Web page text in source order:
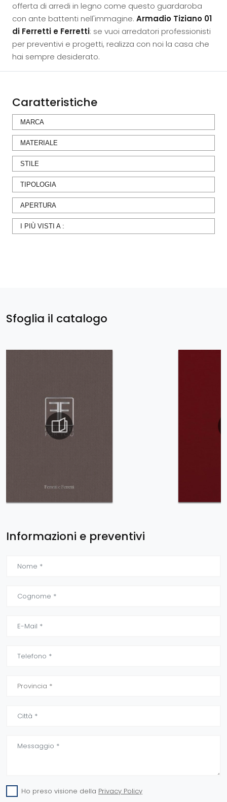
offerta di arredi in legno come questo guardaroba
con ante battenti nell'immagine. Armadio Tiziano 01
di Ferretti e Ferretti: se vuoi arredatori professionisti
per preventivi e progetti, realizza con noi la casa che
hai sempre desiderato.
Caratteristiche
MARCA
MATERIALE
STILE
TIPOLOGIA
APERTURA
I PIÙ VISTI A :
Sfoglia il catalogo
Informazioni e preventivi
Ho preso visione della Privacy Policy